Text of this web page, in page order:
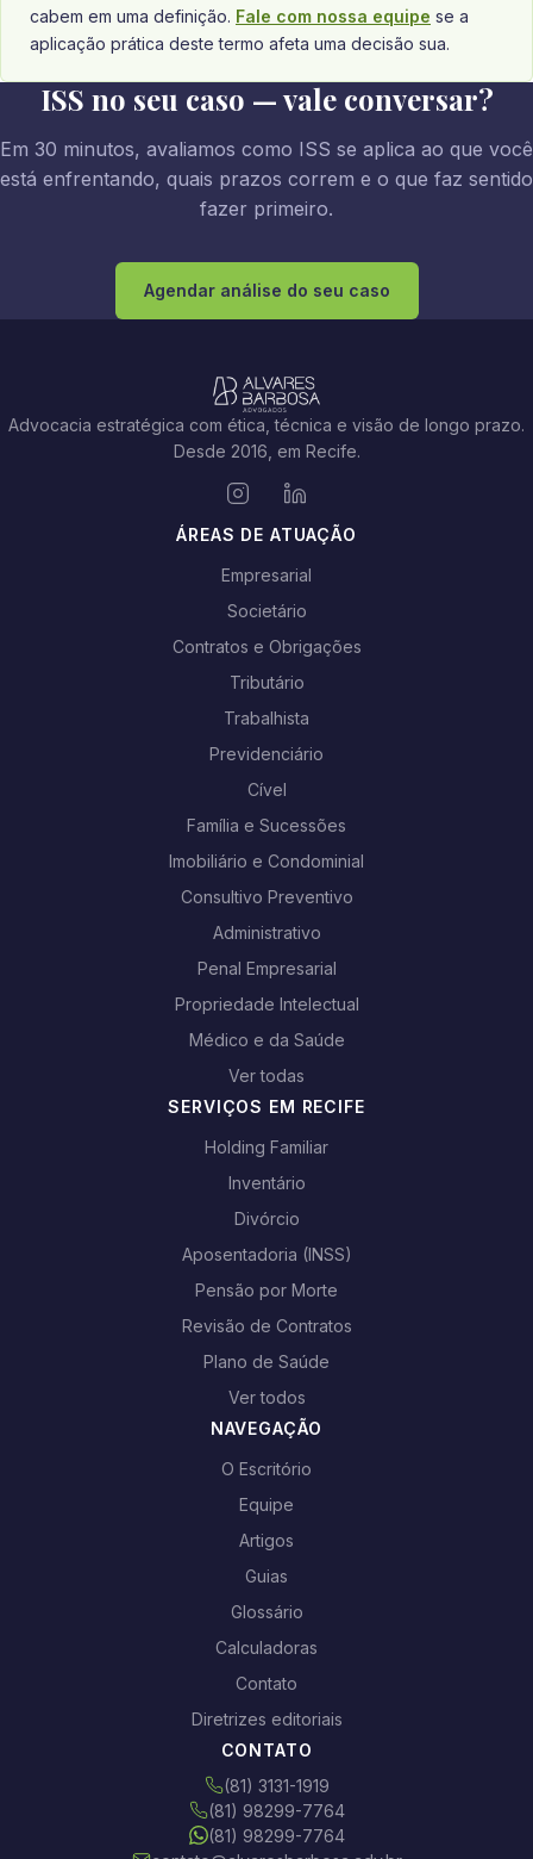
cabem em uma definição. Fale com nossa equipe se a
aplicação prática deste termo afeta uma decisão sua.
ISS no seu caso — vale conversar?
Em 30 minutos, avaliamos como ISS se aplica ao que você
está enfrentando, quais prazos correm e o que faz sentido
fazer primeiro.
Agendar análise do seu caso
Advocacia estratégica com ética, técnica e visão de longo prazo.
Desde 2016, em Recife.
ÁREAS DE ATUAÇÃO
Empresarial
Societário
Contratos e Obrigações
Tributário
Trabalhista
Previdenciário
Cível
Família e Sucessões
Imobiliário e Condominial
Consultivo Preventivo
Administrativo
Penal Empresarial
Propriedade Intelectual
Médico e da Saúde
Ver todas
SERVIÇOS EM RECIFE
Holding Familiar
Inventário
Divórcio
Aposentadoria (INSS)
Pensão por Morte
Revisão de Contratos
Plano de Saúde
Ver todos
NAVEGAÇÃO
O Escritório
Equipe
Artigos
Guias
Glossário
Calculadoras
Contato
Diretrizes editoriais
CONTATO
(81) 3131-1919
(81) 98299-7764
(81) 98299-7764